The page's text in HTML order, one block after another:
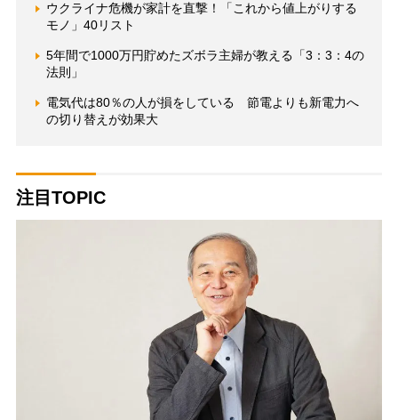
ウクライナ危機が家計を直撃！「これから値上がりする
モノ」40リスト
5年間で1000万円貯めたズボラ主婦が教える「3：3：4の
法則」
電気代は80％の人が損をしている 節電よりも新電力へ
の切り替えが効果大
注目TOPIC